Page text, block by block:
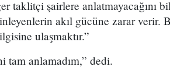
taklitçi şairlere
akıl gücüne zarar
ulaşmaktır.”
tam anlamadım,” dedi.